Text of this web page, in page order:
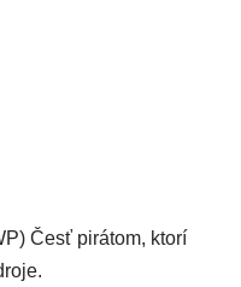
Česť pirátom, ktorí